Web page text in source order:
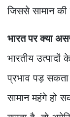
जिससे सामान
भारत पर क्या
भारतीय
प्रभाव पड़
सामान महंगे हो